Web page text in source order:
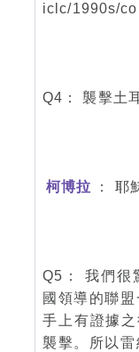
iclc/1990s/
Q4： 襲擊土
柯博拉 ： 耶
Q5： 我們很
國領導的聯
手上有證據
襲擊。所以